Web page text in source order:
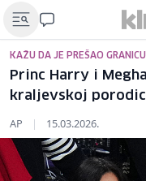
KAŽU DA JE PREŠAO GRANICU
Princ Harry i
kraljevskoj
AP | 15.03.2026.